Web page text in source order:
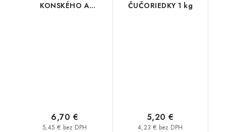
KONSKÉHO A
5,45 € bez DPH
6,70 €
ČUČORIEDKY 1 kg
4,23 € bez DPH
5,20 €